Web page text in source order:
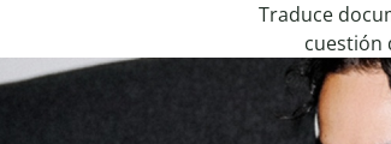
Traduce
cuestión